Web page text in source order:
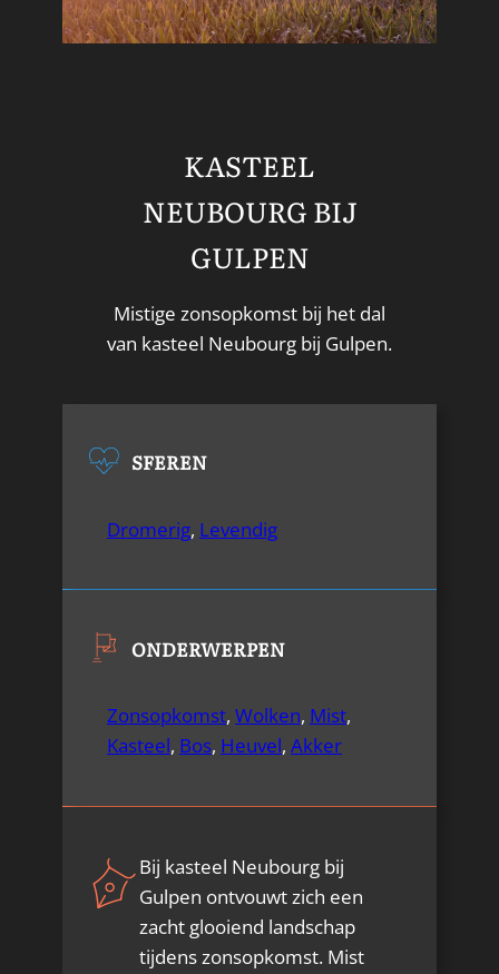
KASTEEL
NEUBOURG BIJ
GULPEN
Mistige zonsopkomst bij het dal
van kasteel Neubourg bij Gulpen.
SFEREN
Dromerig, Levendig
ONDERWERPEN
Zonsopkomst, Wolken, Mist,
Kasteel, Bos, Heuvel, Akker
Bij kasteel Neubourg bij
Gulpen ontvouwt zich een
zacht glooiend landschap
tijdens zonsopkomst. Mist